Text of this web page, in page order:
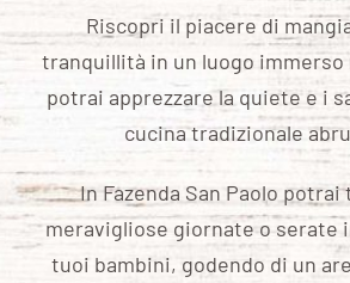
Riscopri il piacere di
tranquillità in un luogo immerso
potrai apprezzare la quiete e i
cucina tradizionale
In Fazenda San Paolo
meravigliose giornate o serate
tuoi bambini, godendo di un